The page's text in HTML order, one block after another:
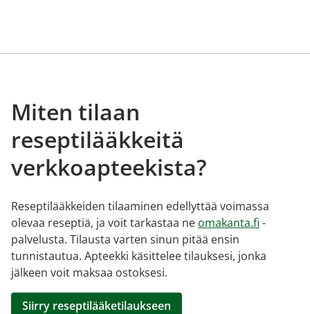
Miten tilaan
reseptilääkkeitä
verkkoapteekista?
Reseptilääkkeiden tilaaminen edellyttää voimassa
olevaa reseptiä, ja voit tarkastaa ne omakanta.fi -
palvelusta. Tilausta varten sinun pitää ensin
tunnistautua. Apteekki käsittelee tilauksesi, jonka
jälkeen voit maksaa ostoksesi.
Siirry reseptilääketilaukseen